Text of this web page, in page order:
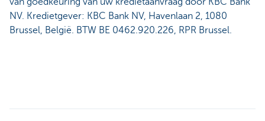
NV. Kredietgever: KBC Bank NV, Havenlaan 2, 1080
Brussel, België. BTW BE 0462.920.226, RPR Brussel.